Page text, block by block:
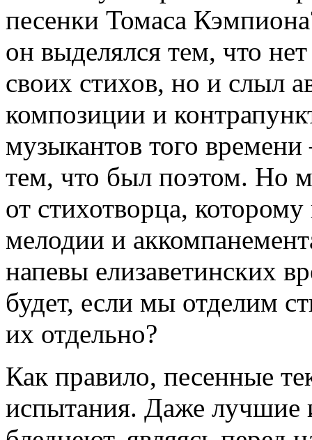
песенки Томаса
он выделялся тем, что
своих стихов, но и слыл
композиции и
музыкантов того
тем, что был поэтом. Но
от стихотворца,
мелодии и
напевы елизаветинских
будет, если мы отделим
их отдельно?
Как правило, песенные
испытания. Даже лучшие